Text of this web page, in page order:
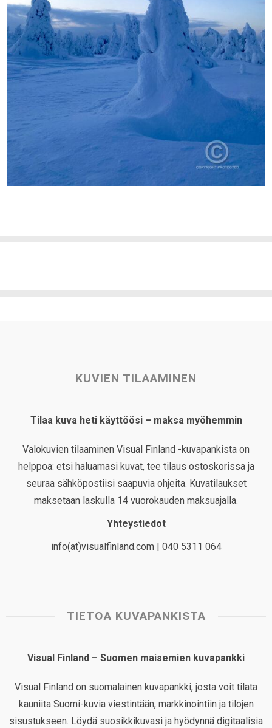
KUVIEN TILAAMINEN
Tilaa kuva heti käyttöösi – maksa myöhemmin
Valokuvien tilaaminen Visual Finland -kuvapankista on
helppoa: etsi haluamasi kuvat, tee tilaus ostoskorissa ja
seuraa sähköpostiisi saapuvia ohjeita. Kuvatilaukset
maksetaan laskulla 14 vuorokauden maksuajalla.
Yhteystiedot
info(at)visualfinland.com | 040 5311 064
TIETOA KUVAPANKISTA
Visual Finland – Suomen maisemien kuvapankki
Visual Finland on suomalainen kuvapankki, josta voit tilata
kauniita Suomi-kuvia viestintään, markkinointiin ja tilojen
sisustukseen. Löydä suosikkikuvasi ja hyödynnä digitaalisia